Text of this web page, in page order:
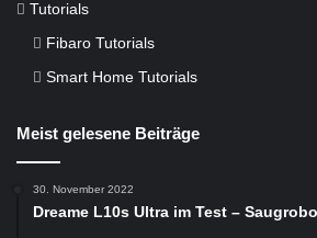
Tutorials
Fibaro Tutorials
Smart Home Tutorials
Meist gelesene Beiträge
30. November 2022
Dreame L10s Ultra im Test –